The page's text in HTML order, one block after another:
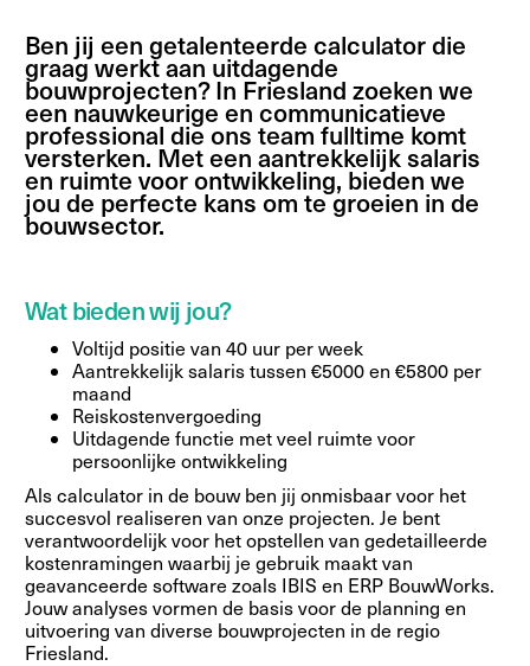
Ben jij een getalenteerde calculator die
graag werkt aan uitdagende
bouwprojecten? In Friesland zoeken we
een nauwkeurige en communicatieve
professional die ons team fulltime komt
versterken. Met een aantrekkelijk salaris
en ruimte voor ontwikkeling, bieden we
jou de perfecte kans om te groeien in de
bouwsector.
Wat bieden wij jou?
Voltijd positie van 40 uur per week
Aantrekkelijk salaris tussen €5000 en €5800 per
maand
Reiskostenvergoeding
Uitdagende functie met veel ruimte voor
persoonlijke ontwikkeling
Als calculator in de bouw ben jij onmisbaar voor het
succesvol realiseren van onze projecten. Je bent
verantwoordelijk voor het opstellen van gedetailleerde
kostenramingen waarbij je gebruik maakt van
geavanceerde software zoals IBIS en ERP BouwWorks.
Jouw analyses vormen de basis voor de planning en
uitvoering van diverse bouwprojecten in de regio
Friesland.